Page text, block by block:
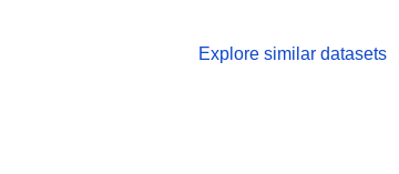
Explore similar datasets